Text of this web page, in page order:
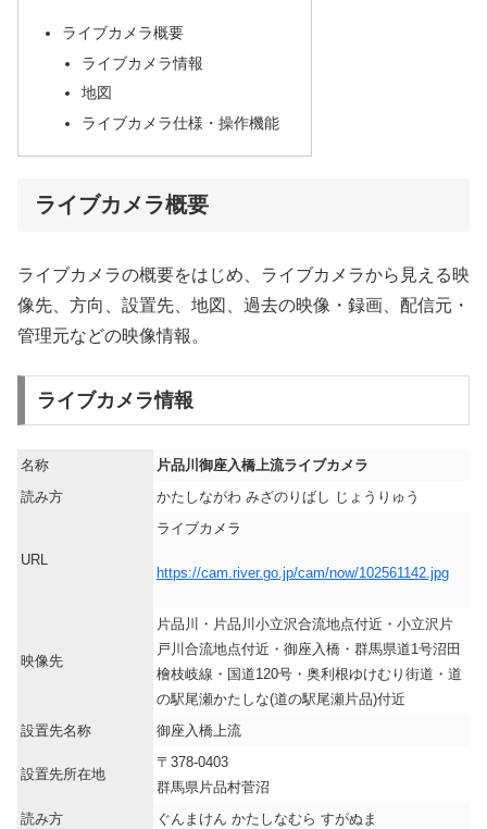
ライブカメラ概要
ライブカメラ情報
地図
ライブカメラ仕様・操作機能
ライブカメラ概要
ライブカメラの概要をはじめ、ライブカメラから見える映
像先、方向、設置先、地図、過去の映像・録画、配信元・
管理元などの映像情報。
ライブカメラ情報
名称
片品川御座入橋上流ライブカメラ
読み方
かたしながわ みざのりばし じょうりゅう
URL
ライブカメラ
https://cam.river.go.jp/cam/now/102561142.jpg
映像先
片品川・片品川小立沢合流地点付近・小立沢片
戸川合流地点付近・御座入橋・群馬県道1号沼田
檜枝岐線・国道120号・奥利根ゆけむり街道・道
の駅尾瀬かたしな(道の駅尾瀬片品)付近
設置先名称
御座入橋上流
設置先所在地
〒378-0403
群馬県片品村菅沼
読み方
ぐんまけん かたしなむら すがぬま